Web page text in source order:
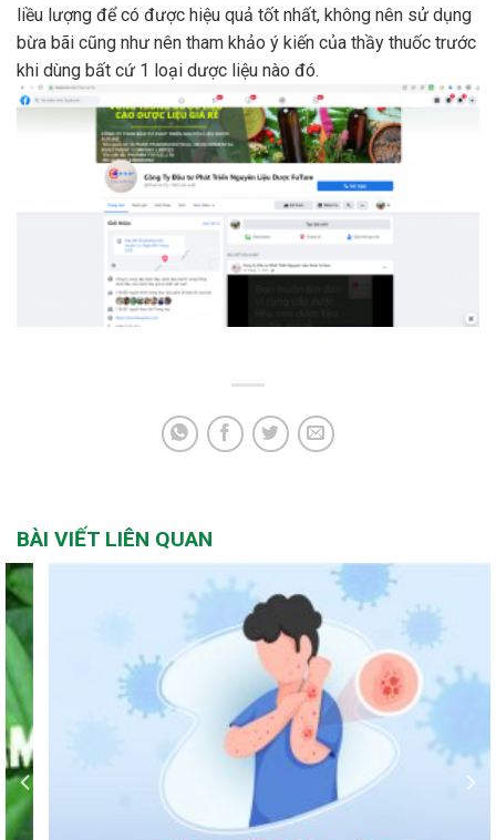
liều lượng để có được hiệu quả tốt nhất, không nên sử dụng
bừa bãi cũng như nên tham khảo ý kiến của thầy thuốc trước
khi dùng bất cứ 1 loại dược liệu nào đó.
BÀI VIẾT LIÊN QUAN